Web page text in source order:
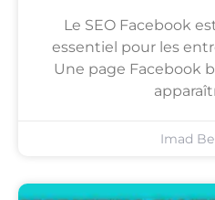
Le SEO Facebook
essentiel pour les
Une page Facebook
Imad